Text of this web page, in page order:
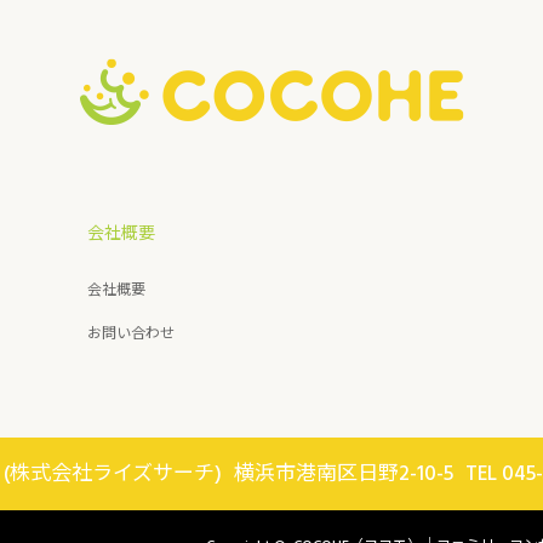
会社概要
会社概要
お問い合わせ
(株式会社ライズサーチ) 横浜市港南区日野2-10-5 TEL